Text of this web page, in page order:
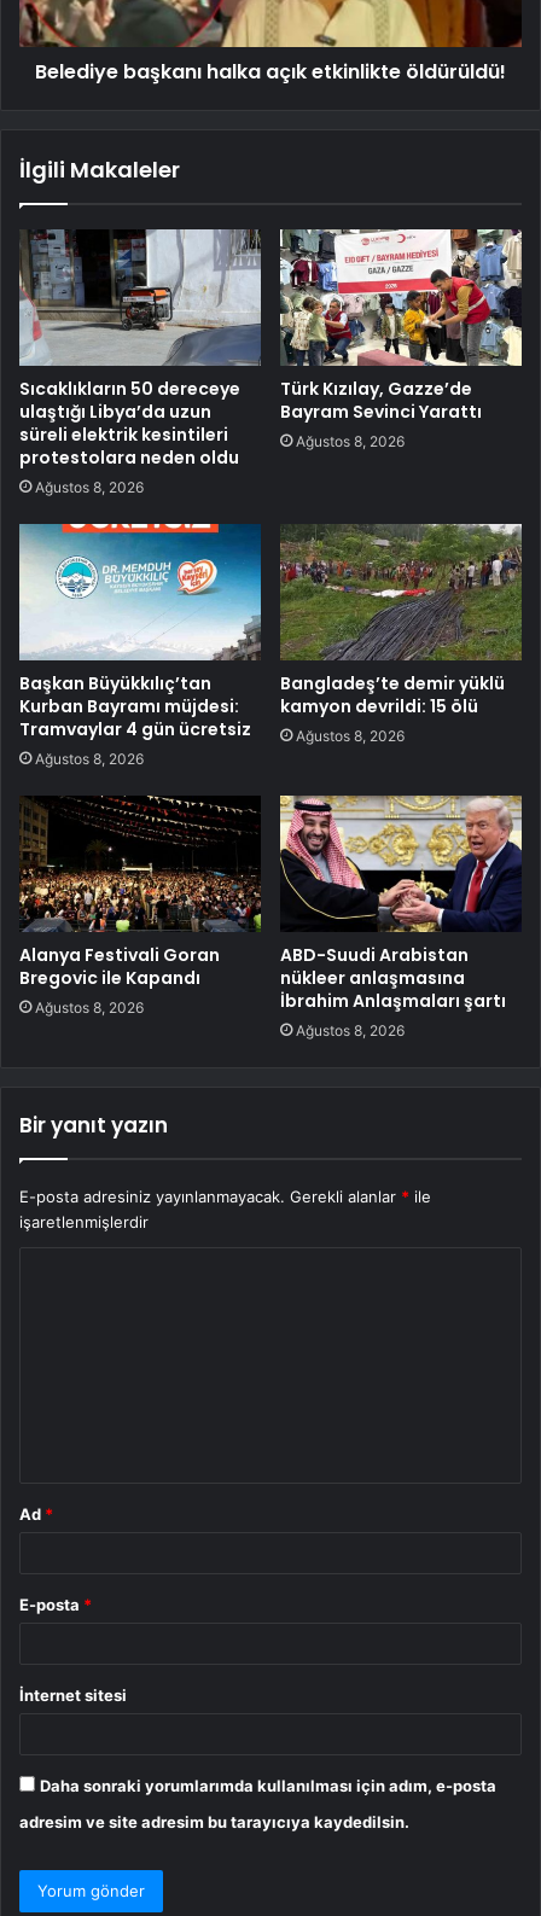
Belediye başkanı halka açık etkinlikte öldürüldü!
İlgili Makaleler
Sıcaklıkların 50 dereceye
ulaştığı Libya’da uzun
süreli elektrik kesintileri
protestolara neden oldu
Ağustos 8, 2026
Türk Kızılay, Gazze’de
Bayram Sevinci Yarattı
Ağustos 8, 2026
Başkan Büyükkılıç’tan
Kurban Bayramı müjdesi:
Tramvaylar 4 gün ücretsiz
Ağustos 8, 2026
Bangladeş’te demir yüklü
kamyon devrildi: 15 ölü
Ağustos 8, 2026
Alanya Festivali Goran
Bregovic ile Kapandı
Ağustos 8, 2026
ABD-Suudi Arabistan
nükleer anlaşmasına
İbrahim Anlaşmaları şartı
Ağustos 8, 2026
Bir yanıt yazın
E-posta adresiniz yayınlanmayacak. Gerekli alanlar * ile
işaretlenmişlerdir
Ad *
E-posta *
İnternet sitesi
Daha sonraki yorumlarımda kullanılması için adım, e-posta
adresim ve site adresim bu tarayıcıya kaydedilsin.